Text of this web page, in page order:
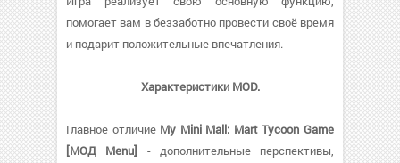
помогает вам в беззаботно провести своё время
и подарит положительные впечатления.
Характеристики MOD.
Главное отличие My Mini Mall: Mart Tycoon Game
[МОД Menu] - дополнительные перспективы,